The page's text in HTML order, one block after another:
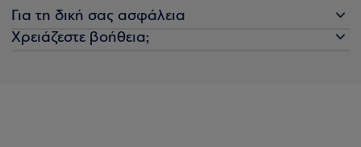
Για τη δική σας ασφάλεια
Χρειάζεστε βοήθεια;